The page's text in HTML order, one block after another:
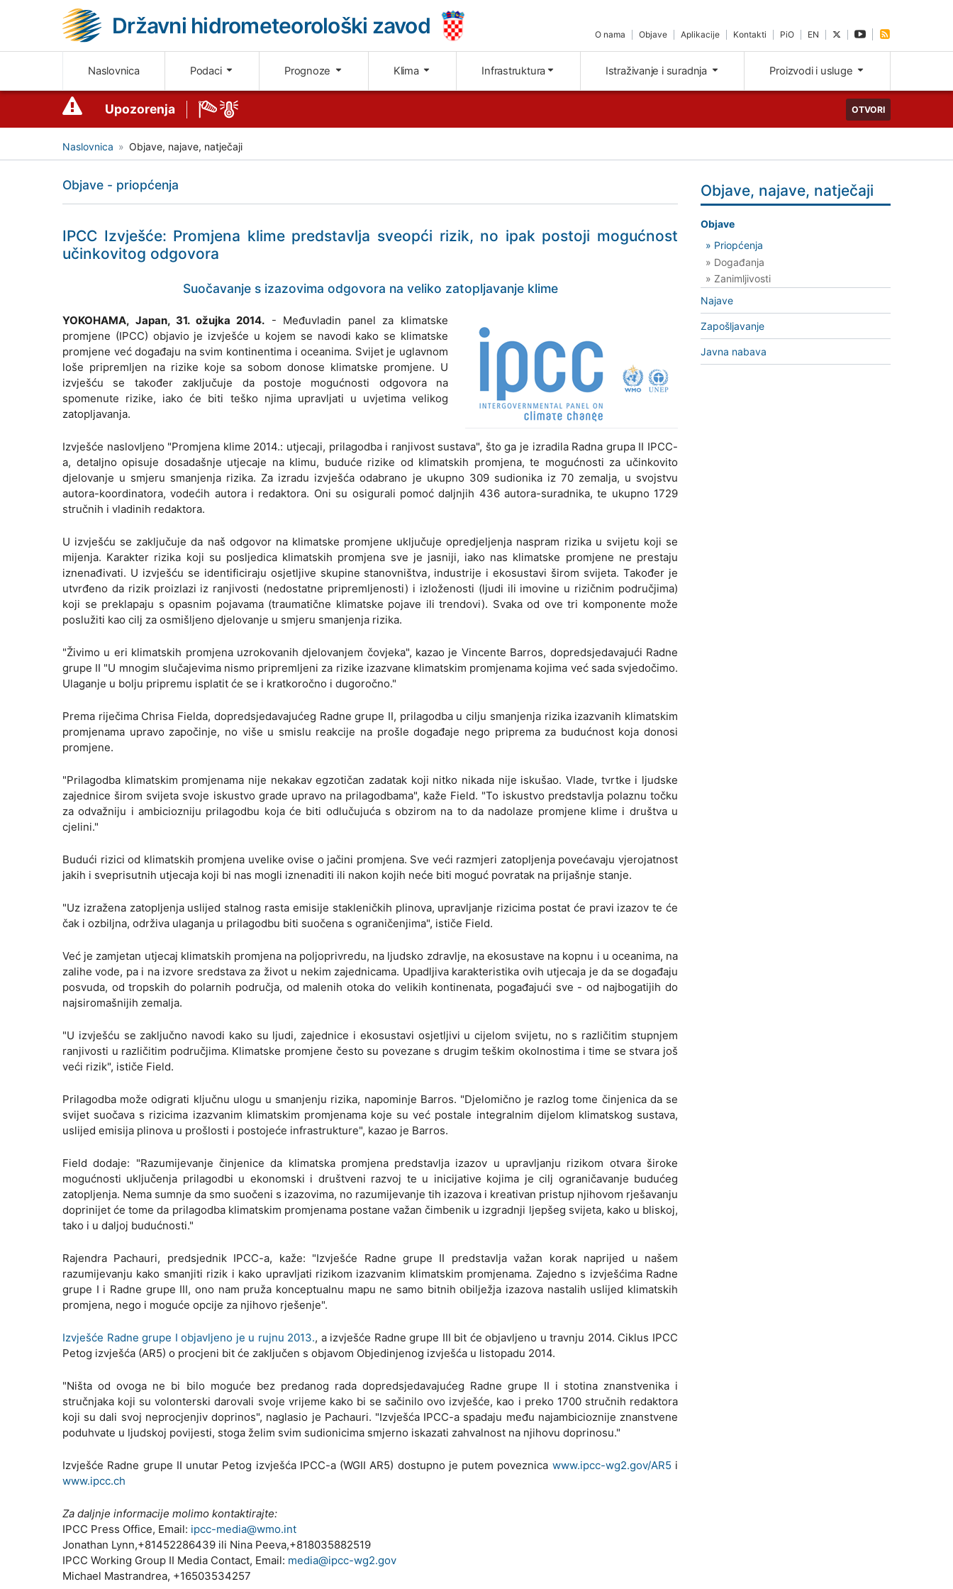
Državni hidrometeorološki zavod O nama Objave Aplikacije Kontakti PiO EN
Naslovnica Podaci Prognoze Klima Infrastruktura Istraživanje i suradnja Proizvodi i usluge
Upozorenja OTVORI
Naslovnica Objave, najave, natječaji
Objave - priopćenja
IPCC Izvješće: Promjena klime predstavlja sveopći rizik, no ipak postoji mogućnost
učinkovitog odgovora
Suočavanje s izazovima odgovora na veliko zatopljavanje klime
YOKOHAMA, Japan, 31. ožujka 2014. - Međuvladin panel za klimatske
promjene (IPCC) objavio je izvješće u kojem se navodi kako se klimatske
promjene već događaju na svim kontinentima i oceanima. Svijet je uglavnom
loše pripremljen na rizike koje sa sobom donose klimatske promjene. U
izvješću se također zaključuje da postoje mogućnosti odgovora na
spomenute rizike, iako će biti teško njima upravljati u uvjetima velikog
zatopljavanja.
Izvješće naslovljeno "Promjena klime 2014.: utjecaji, prilagodba i ranjivost sustava", što ga je izradila Radna grupa II IPCC-
a, detaljno opisuje dosadašnje utjecaje na klimu, buduće rizike od klimatskih promjena, te mogućnosti za učinkovito
djelovanje u smjeru smanjenja rizika. Za izradu izvješća odabrano je ukupno 309 sudionika iz 70 zemalja, u svojstvu
autora-koordinatora, vodećih autora i redaktora. Oni su osigurali pomoć daljnjih 436 autora-suradnika, te ukupno 1729
stručnih i vladinih redaktora.
U izvješću se zaključuje da naš odgovor na klimatske promjene uključuje opredjeljenja naspram rizika u svijetu koji se
mijenja. Karakter rizika koji su posljedica klimatskih promjena sve je jasniji, iako nas klimatske promjene ne prestaju
iznenađivati. U izvješću se identificiraju osjetljive skupine stanovništva, industrije i ekosustavi širom svijeta. Također je
utvrđeno da rizik proizlazi iz ranjivosti (nedostatne pripremljenosti) i izloženosti (ljudi ili imovine u rizičnim područjima)
koji se preklapaju s opasnim pojavama (traumatične klimatske pojave ili trendovi). Svaka od ove tri komponente može
poslužiti kao cilj za osmišljeno djelovanje u smjeru smanjenja rizika.
"Živimo u eri klimatskih promjena uzrokovanih djelovanjem čovjeka", kazao je Vincente Barros, dopredsjedavajući Radne
grupe II "U mnogim slučajevima nismo pripremljeni za rizike izazvane klimatskim promjenama kojima već sada svjedočimo.
Ulaganje u bolju pripremu isplatit će se i kratkoročno i dugoročno."
Prema riječima Chrisa Fielda, dopredsjedavajućeg Radne grupe II, prilagodba u cilju smanjenja rizika izazvanih klimatskim
promjenama upravo započinje, no više u smislu reakcije na prošle događaje nego priprema za budućnost koja donosi
promjene.
"Prilagodba klimatskim promjenama nije nekakav egzotičan zadatak koji nitko nikada nije iskušao. Vlade, tvrtke i ljudske
zajednice širom svijeta svoje iskustvo grade upravo na prilagodbama", kaže Field. "To iskustvo predstavlja polaznu točku
za odvažniju i ambiciozniju prilagodbu koja će biti odlučujuća s obzirom na to da nadolaze promjene klime i društva u
cjelini."
Budući rizici od klimatskih promjena uvelike ovise o jačini promjena. Sve veći razmjeri zatopljenja povećavaju vjerojatnost
jakih i sveprisutnih utjecaja koji bi nas mogli iznenaditi ili nakon kojih neće biti moguć povratak na prijašnje stanje.
"Uz izražena zatopljenja uslijed stalnog rasta emisije stakleničkih plinova, upravljanje rizicima postat će pravi izazov te će
čak i ozbiljna, održiva ulaganja u prilagodbu biti suočena s ograničenjima", ističe Field.
Već je zamjetan utjecaj klimatskih promjena na poljoprivredu, na ljudsko zdravlje, na ekosustave na kopnu i u oceanima, na
zalihe vode, pa i na izvore sredstava za život u nekim zajednicama. Upadljiva karakteristika ovih utjecaja je da se događaju
posvuda, od tropskih do polarnih područja, od malenih otoka do velikih kontinenata, pogađajući sve - od najbogatijih do
najsiromašnijih zemalja.
"U izvješću se zaključno navodi kako su ljudi, zajednice i ekosustavi osjetljivi u cijelom svijetu, no s različitim stupnjem
ranjivosti u različitim područjima. Klimatske promjene često su povezane s drugim teškim okolnostima i time se stvara još
veći rizik", ističe Field.
Prilagodba može odigrati ključnu ulogu u smanjenju rizika, napominje Barros. "Djelomično je razlog tome činjenica da se
svijet suočava s rizicima izazvanim klimatskim promjenama koje su već postale integralnim dijelom klimatskog sustava,
uslijed emisija plinova u prošlosti i postojeće infrastrukture", kazao je Barros.
Field dodaje: "Razumijevanje činjenice da klimatska promjena predstavlja izazov u upravljanju rizikom otvara široke
mogućnosti uključenja prilagodbi u ekonomski i društveni razvoj te u inicijative kojima je cilj ograničavanje budućeg
zatopljenja. Nema sumnje da smo suočeni s izazovima, no razumijevanje tih izazova i kreativan pristup njihovom rješavanju
doprinijet će tome da prilagodba klimatskim promjenama postane važan čimbenik u izgradnji ljepšeg svijeta, kako u bliskoj,
tako i u daljoj budućnosti."
Rajendra Pachauri, predsjednik IPCC-a, kaže: "Izvješće Radne grupe II predstavlja važan korak naprijed u našem
razumijevanju kako smanjiti rizik i kako upravljati rizikom izazvanim klimatskim promjenama. Zajedno s izvješćima Radne
grupe I i Radne grupe III, ono nam pruža konceptualnu mapu ne samo bitnih obilježja izazova nastalih uslijed klimatskih
promjena, nego i moguće opcije za njihovo rješenje".
Izvješće Radne grupe I objavljeno je u rujnu 2013., a izvješće Radne grupe III bit će objavljeno u travnju 2014. Ciklus IPCC
Petog izvješća (AR5) o procjeni bit će zaključen s objavom Objedinjenog izvješća u listopadu 2014.
"Ništa od ovoga ne bi bilo moguće bez predanog rada dopredsjedavajućeg Radne grupe II i stotina znanstvenika i
stručnjaka koji su volonterski darovali svoje vrijeme kako bi se sačinilo ovo izvješće, kao i preko 1700 stručnih redaktora
koji su dali svoj neprocjenjiv doprinos", naglasio je Pachauri. "Izvješća IPCC-a spadaju među najambicioznije znanstvene
poduhvate u ljudskoj povijesti, stoga želim svim sudionicima smjerno iskazati zahvalnost na njihovu doprinosu."
Izvješće Radne grupe II unutar Petog izvješća IPCC-a (WGII AR5) dostupno je putem poveznica www.ipcc-wg2.gov/AR5 i
www.ipcc.ch
Za daljnje informacije molimo kontaktirajte:
IPCC Press Office, Email: ipcc-media@wmo.int
Jonathan Lynn,+81452286439 ili Nina Peeva,+818035882519
IPCC Working Group II Media Contact, Email: media@ipcc-wg2.gov
Michael Mastrandrea, +16503534257
Objave, najave, natječaji
Objave
» Priopćenja
» Događanja
» Zanimljivosti
Najave
Zapošljavanje
Javna nabava